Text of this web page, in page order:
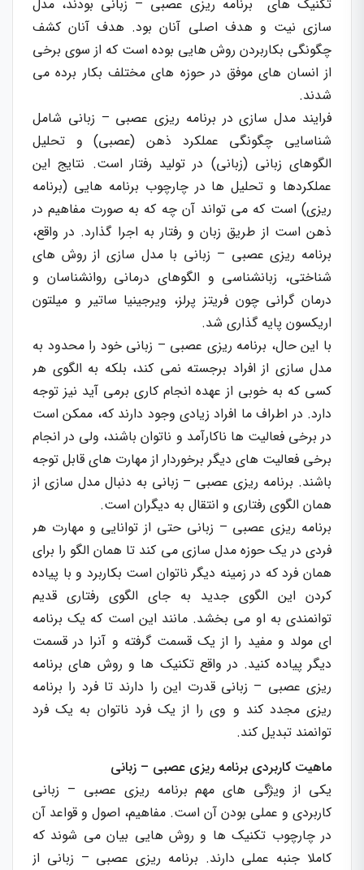
تکنیک های برنامه ریزی عصبی – زبانی بودند، مدل
سازی نیت و هدف اصلی آنان بود. هدف آنان کشف
چگونگی بکاربردن روش هایی بوده است که از سوی برخی
از انسان های موفق در حوزه های مختلف بکار برده می
شدند.
فرایند مدل سازی در برنامه ریزی عصبی – زبانی شامل
شناسایی چگونگی عملکرد ذهن (عصبی) و تحلیل
الگوهای زبانی (زبانی) در تولید رفتار است. نتایج این
عملکردها و تحلیل ها در چارچوب برنامه هایی (برنامه
ریزی) است که می تواند آن چه که به صورت مفاهیم در
ذهن است از طریق زبان و رفتار به اجرا گذارد. در واقع،
برنامه ریزی عصبی – زبانی با مدل سازی از روش های
شناختی، زبانشناسی و الگوهای درمانی روانشناسان و
درمان گرانی چون فریتز پرلز، ویرجینیا ساتیر و میلتون
اریکسون پایه گذاری شد.
با این حال، برنامه ریزی عصبی – زبانی خود را محدود به
مدل سازی از افراد برجسته نمی کند، بلکه به الگوی هر
کسی که به خوبی از عهده انجام کاری برمی آید نیز توجه
دارد. در اطراف ما افراد زیادی وجود دارند که، ممکن است
در برخی فعالیت ها ناکارآمد و ناتوان باشند، ولی در انجام
برخی فعالیت های دیگر برخوردار از مهارت های قابل توجه
باشند. برنامه ریزی عصبی – زبانی به دنبال مدل سازی از
همان الگوی رفتاری و انتقال به دیگران است.
برنامه ریزی عصبی – زبانی حتی از توانایی و مهارت هر
فردی در یک حوزه مدل سازی می کند تا همان الگو را برای
همان فرد که در زمینه دیگر ناتوان است بکاربرد و با پیاده
کردن این الگوی جدید به جای الگوی رفتاری قدیم
توانمندی به او می بخشد. مانند این است که یک برنامه
ای مولد و مفید را از یک قسمت گرفته و آنرا در قسمت
دیگر پیاده کنید. در واقع تکنیک ها و روش های برنامه
ریزی عصبی – زبانی قدرت این را دارند تا فرد را برنامه
ریزی مجدد کند و وی را از یک فرد ناتوان به یک فرد
توانمند تبدیل کند.
ماهیت کاربردی برنامه ریزی عصبی – زبانی
یکی از ویژگی های مهم برنامه ریزی عصبی – زبانی
کاربردی و عملی بودن آن است. مفاهیم، اصول و قواعد آن
در چارچوب تکنیک ها و روش هایی بیان می شوند که
کاملا جنبه عملی دارند. برنامه ریزی عصبی – زبانی از